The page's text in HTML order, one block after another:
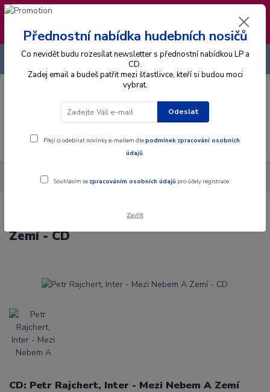
❣️ Od 4.8. do 13.8. čerpám dovolenou. Datum
expedice objednávek se posouvá na pátek
14.8.2026 🐋
Menu
CZK
+420 725 736 293
Alba CD Petr Rajchert, Inter - Mezi Nebem A Zemí - CD
Petr Rajchert, Inter - Mezi Nebem A
Zemí - CD
CD: Petr Rajchert, Inter - Mezi Nebem A Zemí
Přednostní nabídka hudebních nosičů
Co nevidět budu rozesílat newsletter s přednostní nabídkou LP a
CD.
Zadej email a budeš patřit mezi šťastlivce, kteří si budou moci
vybrat.
Odeslat
Přeji si odebírat novinky e-mailem dlepodmínek zpracování osobních
údajů.
Souhlasím se zpracováním osobních údajů pro účely registrace.
Zavřít